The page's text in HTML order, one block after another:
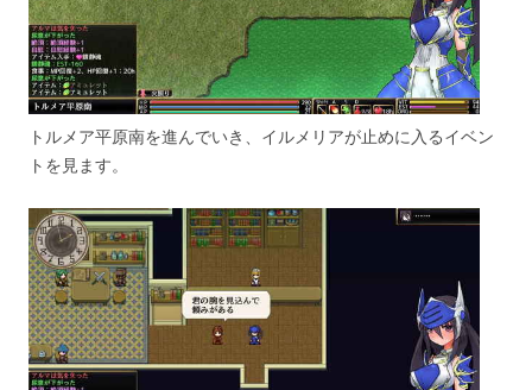
トルメア平原南を進んでいき、イルメリアが止めに入るイベン
トを見ます。